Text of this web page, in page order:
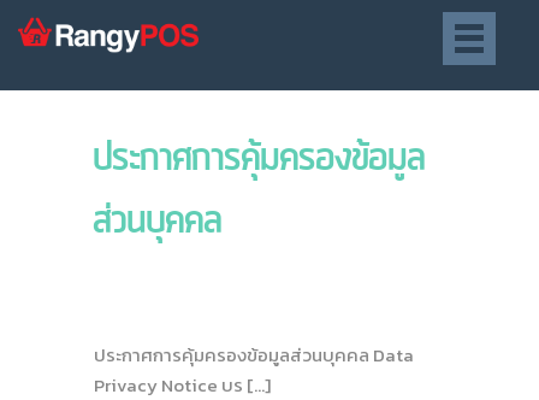
ประกาศการคุ้มครองข้อมูล
ส่วนบุคคล
ประกาศการคุ้มครองข้อมูลส่วนบุคคล Data
Privacy Notice บร […]